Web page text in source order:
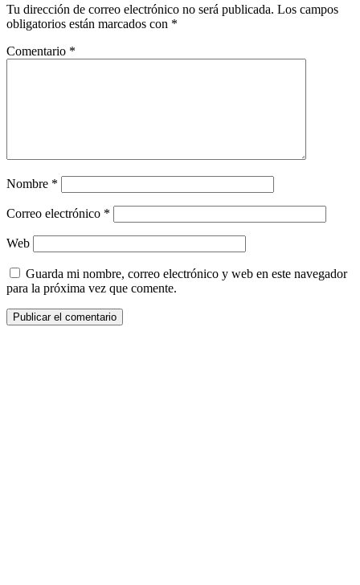
Tu dirección de correo electrónico no será publicada. Los campos
obligatorios están marcados con *
Comentario *
Nombre *
Correo electrónico *
Web
Guarda mi nombre, correo electrónico y web en este navegador
para la próxima vez que comente.